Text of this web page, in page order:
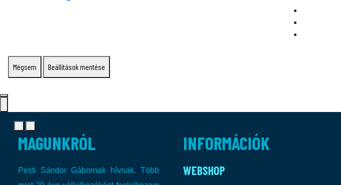
Mégsem Beállítások mentése
MAGUNKRÓL
Pesti Sándor Gábornak hívnak. Több
INFORMÁCIÓK
WEBSHOP